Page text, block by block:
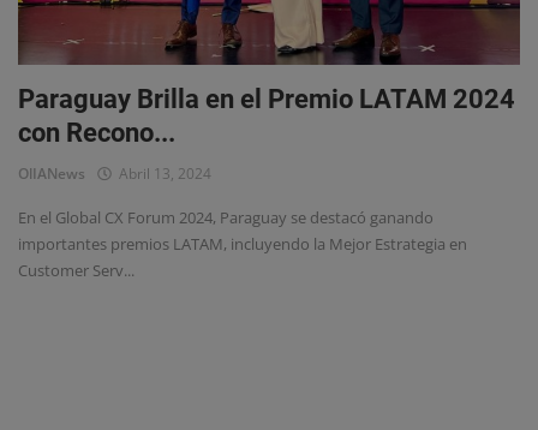
Eventos
Paraguay Brilla en el Premio LATAM 2024
con Recono...
OlIANews Abril 13, 2024
En el Global CX Forum 2024, Paraguay se destacó ganando
importantes premios LATAM, incluyendo la Mejor Estrategia en
Customer Serv...